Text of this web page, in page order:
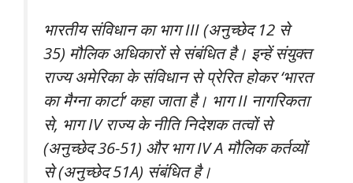
भारतीय संविधान का भाग III (अनुच्छेद 12 से
35) मौलिक अधिकारों से संबंधित है। इन्हें संयुक्त
राज्य अमेरिका के संविधान से प्रेरित होकर ‘भारत
का मैग्ना कार्टा’ कहा जाता है। भाग II नागरिकता
से, भाग IV राज्य के नीति निदेशक तत्वों से
(अनुच्छेद 36-51) और भाग IV A मौलिक कर्तव्यों
से (अनुच्छेद 51A) संबंधित है।